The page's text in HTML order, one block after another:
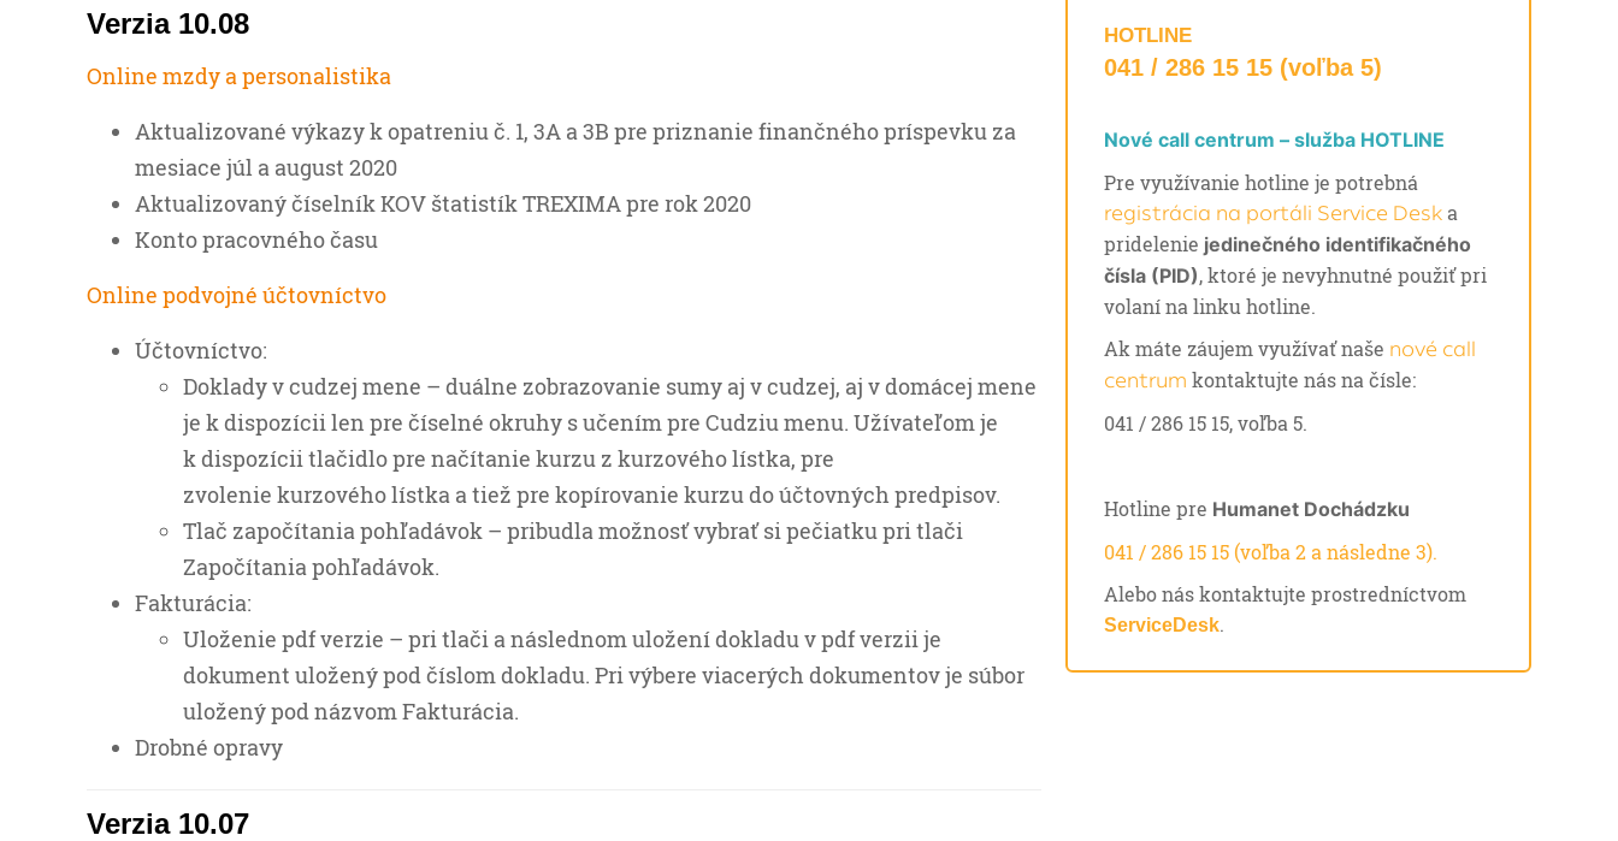
Verzia 10.08
Online mzdy a personalistika
Aktualizované výkazy k opatreniu č. 1, 3A a 3B pre priznanie finančného príspevku za
mesiace júl a august 2020
Aktualizovaný číselník KOV štatistík TREXIMA pre rok 2020
Konto pracovného času
Online podvojné účtovníctvo
Účtovníctvo:
Doklady v cudzej mene – duálne zobrazovanie sumy aj v cudzej, aj v domácej mene
je k dispozícii len pre číselné okruhy s učením pre Cudziu menu. Užívateľom je
k dispozícii tlačidlo pre načítanie kurzu z kurzového lístka, pre
zvolenie kurzového lístka a tiež pre kopírovanie kurzu do účtovných predpisov.
Tlač započítania pohľadávok – pribudla možnosť vybrať si pečiatku pri tlači
Započítania pohľadávok.
Fakturácia:
Uloženie pdf verzie – pri tlači a následnom uložení dokladu v pdf verzii je
dokument uložený pod číslom dokladu. Pri výbere viacerých dokumentov je súbor
uložený pod názvom Fakturácia.
Drobné opravy
Verzia 10.07
HOTLINE
041 / 286 15 15 (voľba 5)
Nové call centrum – služba HOTLINE
Pre využívanie hotline je potrebná
registrácia na portáli Service Desk a
pridelenie jedinečného identifikačného
čísla (PID), ktoré je nevyhnutné použiť pri
volaní na linku hotline.
Ak máte záujem využívať naše nové call
centrum kontaktujte nás na čísle:
041 / 286 15 15, voľba 5.
Hotline pre Humanet Dochádzku
041 / 286 15 15 (voľba 2 a následne 3).
Alebo nás kontaktujte prostredníctvom
ServiceDesk.